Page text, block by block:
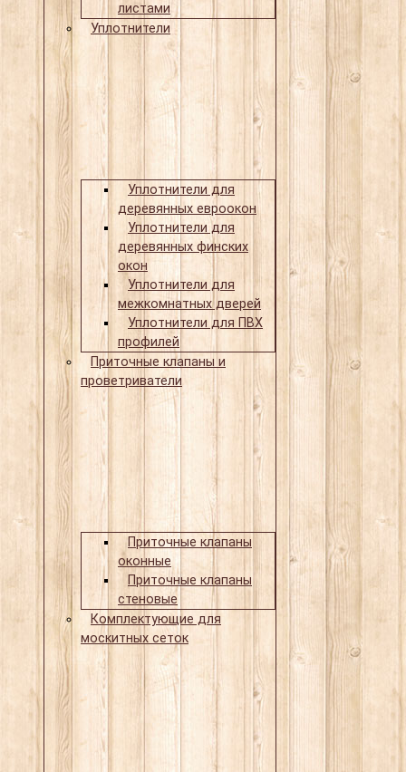
листами
Уплотнители
Уплотнители для
деревянных евроокон
Уплотнители для
деревянных финских
окон
Уплотнители для
межкомнатных дверей
Уплотнители для ПВХ
профилей
Приточные клапаны и
проветриватели
Приточные клапаны
оконные
Приточные клапаны
стеновые
Комплектующие для
москитных сеток